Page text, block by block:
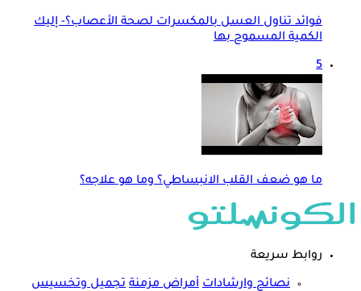
فوائد تناول العسل بالمكسرات لصحة الأعصاب؟- إليك
الكمية المسموح بها
5
ما هو ضعف القلب الانبساطي؟ وما هو علاجه؟
روابط سريعة
نصائح وارشادات أمراض مزمنة تجميل وتخسيس